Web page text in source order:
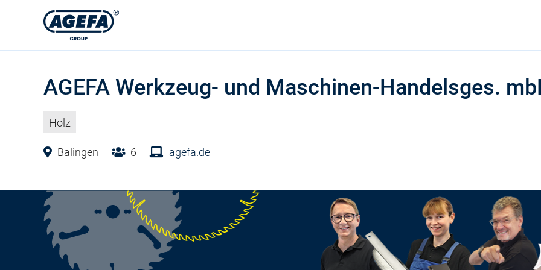
AGEFA Werkzeug- und Maschinen-Handelsges.
Holz
Balingen 6 agefa.de